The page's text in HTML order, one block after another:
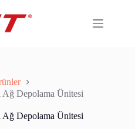
Depolama Ünitesi
Depolama Ünitesi